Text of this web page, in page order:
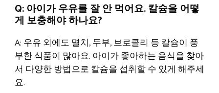
Q: 아이가 우유를 잘 안 먹어요. 칼슘을 어떻
게 보충해야 하나요?
A: 우유 외에도 멸치, 두부, 브로콜리 등 칼슘이 풍
부한 식품이 많아요. 아이가 좋아하는 음식을 찾아
서 다양한 방법으로 칼슘을 섭취할 수 있게 해주세
요.